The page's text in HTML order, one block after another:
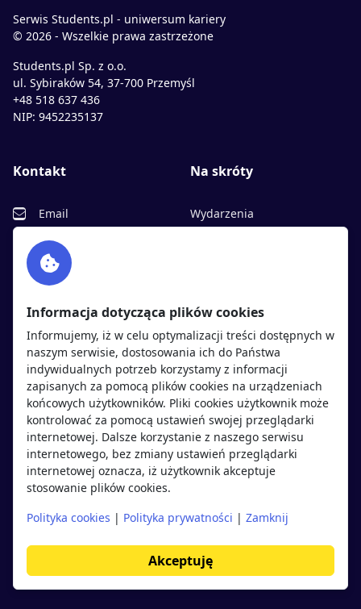
Serwis Students.pl - uniwersum kariery
© 2026 - Wszelkie prawa zastrzeżone
Students.pl Sp. z o.o.
ul. Sybiraków 54, 37-700 Przemyśl
+48 518 637 436
NIP: 9452235137
Kontakt
Email
Facebook
Twitter
Na skróty
Wydarzenia
Polityka cookies
Polityka prywatności
Kandydaci
Regulamin kandydata
Oferty pracy
Pracodawcy
Opinie o pracodawcach
Blog
Pracodawcy
Regulamin pracodawcy
Dodaj ogłoszenie
Informacja dotycząca plików cookies
Informujemy, iż w celu optymalizacji treści dostępnych w
naszym serwisie, dostosowania ich do Państwa
indywidualnych potrzeb korzystamy z informacji
zapisanych za pomocą plików cookies na urządzeniach
końcowych użytkowników. Pliki cookies użytkownik może
kontrolować za pomocą ustawień swojej przeglądarki
internetowej. Dalsze korzystanie z naszego serwisu
internetowego, bez zmiany ustawień przeglądarki
internetowej oznacza, iż użytkownik akceptuje
stosowanie plików cookies.
Polityka cookies | Polityka prywatności | Zamknij
Akceptuję